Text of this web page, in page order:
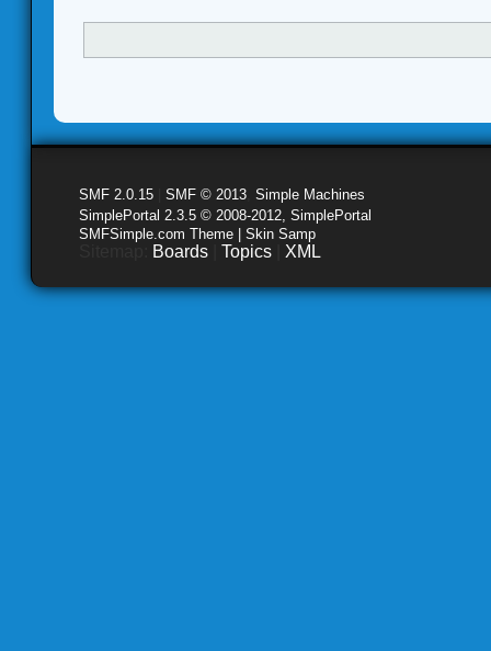
SMF 2.0.15 SMF © 2013 Simple Machines
SimplePortal 2.3.5 © 2008-2012, SimplePortal
SMFSimple.com Theme | Skin Samp
Boards Topics XML